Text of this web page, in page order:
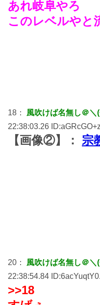
あれ岐阜やろ
このレベルやと
18： 風吹けば名無し＠＼
22:38:03.26
【画像②】： 宗
20： 風吹けば名無し＠＼
22:38:54.84
>>18